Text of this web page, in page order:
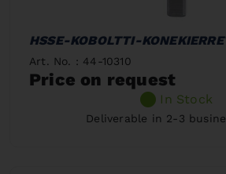
HSSE-KOBOLTTI-
Art. No. : 44-10310
Price on request
In Stock
Deliverable in 2-3